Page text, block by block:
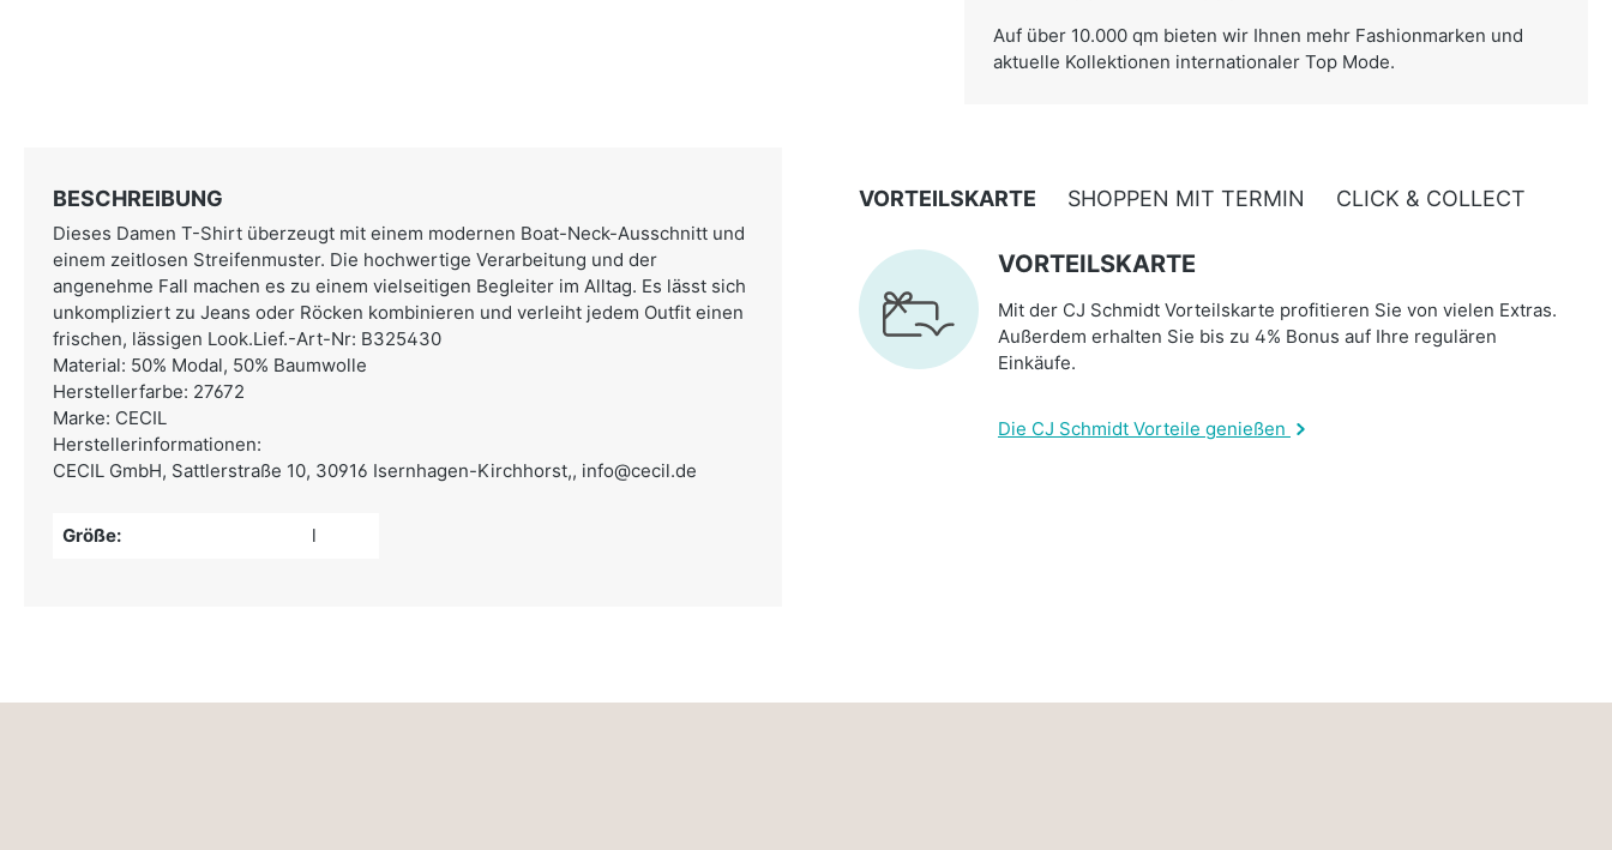
Auf über 10.000 qm bieten wir Ihnen mehr Fashionmarken und
aktuelle Kollektionen internationaler Top Mode.
BESCHREIBUNG
Dieses Damen T-Shirt überzeugt mit einem modernen Boat-Neck-Ausschnitt und
einem zeitlosen Streifenmuster. Die hochwertige Verarbeitung und der
angenehme Fall machen es zu einem vielseitigen Begleiter im Alltag. Es lässt sich
unkompliziert zu Jeans oder Röcken kombinieren und verleiht jedem Outfit einen
frischen, lässigen Look.Lief.-Art-Nr: B325430
Material: 50% Modal, 50% Baumwolle
Herstellerfarbe: 27672
Marke: CECIL
Herstellerinformationen:
CECIL GmbH, Sattlerstraße 10, 30916 Isernhagen-Kirchhorst,, info@cecil.de
Größe: l
VORTEILSKARTE SHOPPEN MIT TERMIN CLICK & COLLECT
VORTEILSKARTE
Mit der CJ Schmidt Vorteilskarte profitieren Sie von vielen Extras.
Außerdem erhalten Sie bis zu 4% Bonus auf Ihre regulären
Einkäufe.
Die CJ Schmidt Vorteile genießen